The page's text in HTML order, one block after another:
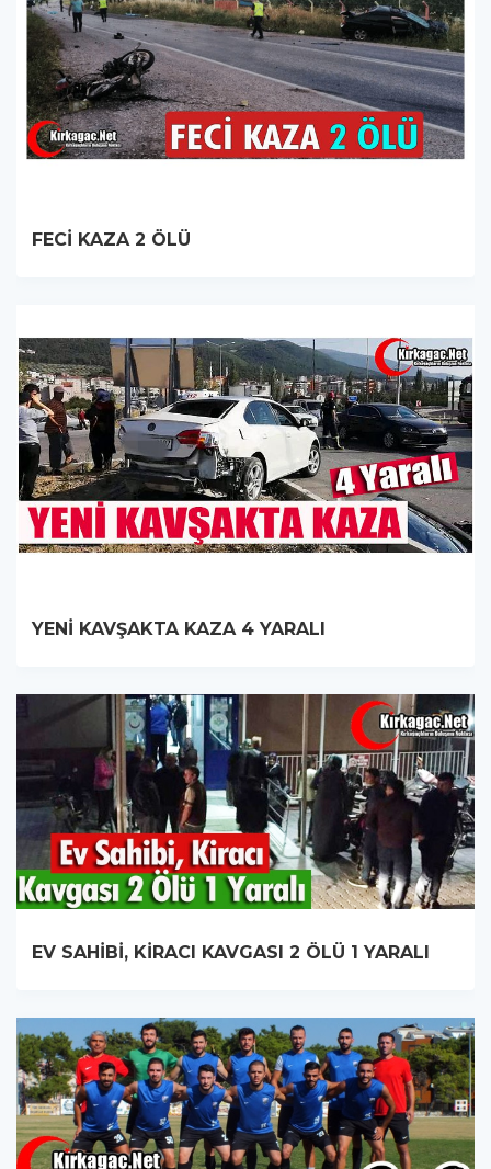
FECİ KAZA 2 ÖLÜ
YENİ KAVŞAKTA KAZA 4 YARALI
EV SAHİBİ, KİRACI KAVGASI 2 ÖLÜ 1 YARALI